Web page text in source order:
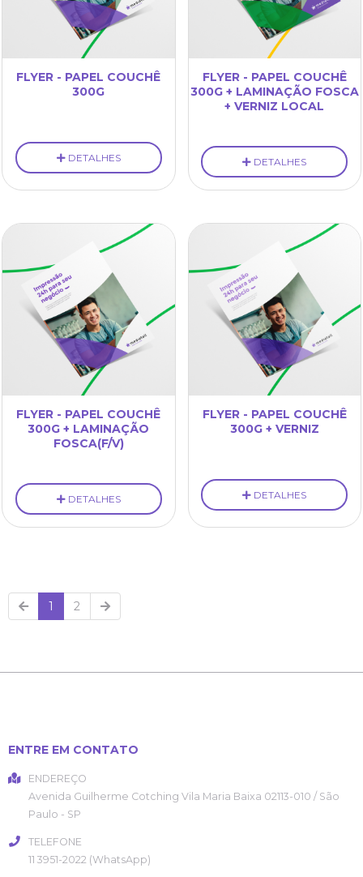
FLYER - PAPEL COUCHÊ
300G
DETALHES
FLYER - PAPEL COUCHÊ
300G + LAMINAÇÃO FOSCA
+ VERNIZ LOCAL
DETALHES
FLYER - PAPEL COUCHÊ
300G + LAMINAÇÃO
FOSCA(F/V)
DETALHES
FLYER - PAPEL COUCHÊ
300G + VERNIZ
DETALHES
1 2
ENTRE EM CONTATO
ENDEREÇO
Avenida Guilherme Cotching Vila Maria Baixa 02113-010 / São
Paulo - SP
TELEFONE
11 3951-2022 (WhatsApp)